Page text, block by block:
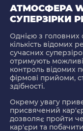
АТМОСФЕРА
СУПЕРЗІРКИ
Однією з головних
кількість відомих
сучасних
отримують
контроль відомих
фірмові прийоми,
здібності.
Окрему увагу
присвячений
дозволяє пройти
кар'єри та